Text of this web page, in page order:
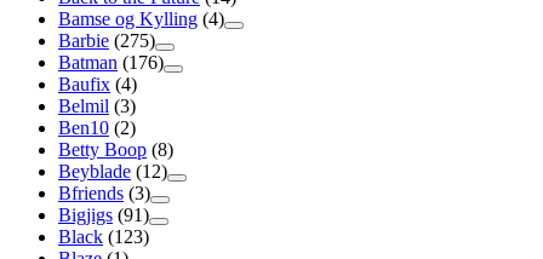
Bamse og Kylling (4)
Barbie (275)
Batman (176)
Baufix (4)
Belmil (3)
Ben10 (2)
Betty Boop (8)
Beyblade (12)
Bfriends (3)
Bigjigs (91)
Black (123)